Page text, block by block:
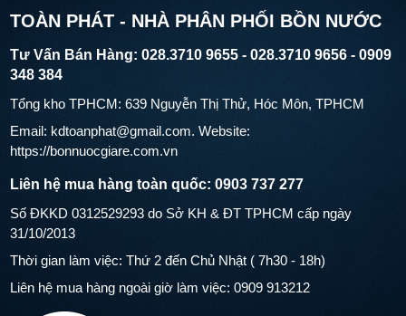
TOÀN PHÁT - NHÀ PHÂN PHỐI BỒN NƯỚC
Tư Vấn Bán Hàng: 028.3710 9655 - 028.3710 9656 - 0909
348 384
Tổng kho TPHCM: 639 Nguyễn Thị Thử, Hóc Môn, TPHCM
Email: kdtoanphat@gmail.com. Website:
https://bonnuocgiare.com.vn
Liên hệ mua hàng toàn quốc: 0903 737 277
Số ĐKKD 0312529293 do Sở KH & ĐT TPHCM cấp ngày
31/10/2013
Thời gian làm việc: Thứ 2 đến Chủ Nhật ( 7h30 - 18h)
Liên hệ mua hàng ngoài giờ làm việc: 0909 913212